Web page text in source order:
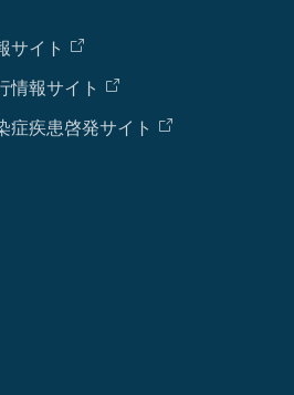
サイト
情報サイト
症疾患啓発サイト